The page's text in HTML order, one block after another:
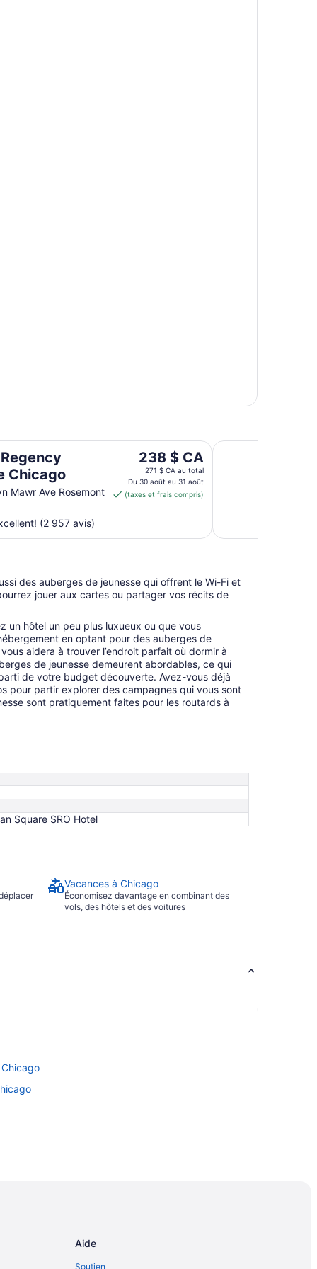
Chicago
Mawr Ave Rosemont
Le
prix
est
de 238 $ CA
du 30
août
238 $ CA
271 $ CA au total
Du 30 août au 31 août
(taxes et frais compris)
(2 957 avis)
Hilton Chicago
des auberges de jeunesse qui offrent le Wi-Fi et
jouer aux cartes ou partager vos récits de
un hôtel un peu plus luxueux ou que vous
en optant pour des auberges de
aidera à trouver l’endroit parfait où dormir à
de jeunesse demeurent abordables, ce qui
de votre budget découverte. Avez-vous déjà
pour partir explorer des campagnes qui vous sont
sont pratiquement faites pour les routards à
Square SRO Hotel
Vacances à Chicago
Économisez davantage en combinant des
vols, des hôtels et des voitures
Aide
Soutien